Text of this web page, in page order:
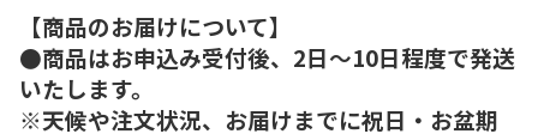
【商品のお届けについて】
●商品はお申込み受付後、2日～10日程度で発送
いたします。
※天候や注文状況、お届けまでに祝日・お盆期